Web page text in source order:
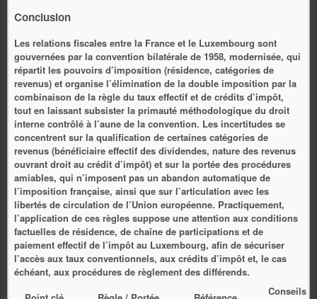
Conclusion
Les relations fiscales entre la France et le Luxembourg sont
gouvernées par la convention bilatérale de 1958, modernisée, qui
répartit les pouvoirs d’imposition (résidence, catégories de
revenus) et organise l’élimination de la double imposition par la
combinaison de la règle du taux effectif et de crédits d’impôt,
tout en laissant subsister la primauté méthodologique du droit
interne contrôlé à l’aune de la convention. Les incertitudes se
concentrent sur la qualification de certaines catégories de
revenus (bénéficiaire effectif des dividendes, nature des revenus
ouvrant droit au crédit d’impôt) et sur la portée des procédures
amiables, qui n’imposent pas un abandon automatique de
l’imposition française, ainsi que sur l’articulation avec les
libertés de circulation de l’Union européenne. Practiquement,
l’application de ces règles suppose une attention aux conditions
factuelles de résidence, de chaîne de participations et de
paiement effectif de l’impôt au Luxembourg, afin de sécuriser
l’accès aux taux conventionnels, aux crédits d’impôt et, le cas
échéant, aux procédures de règlement des différends.
Conseils